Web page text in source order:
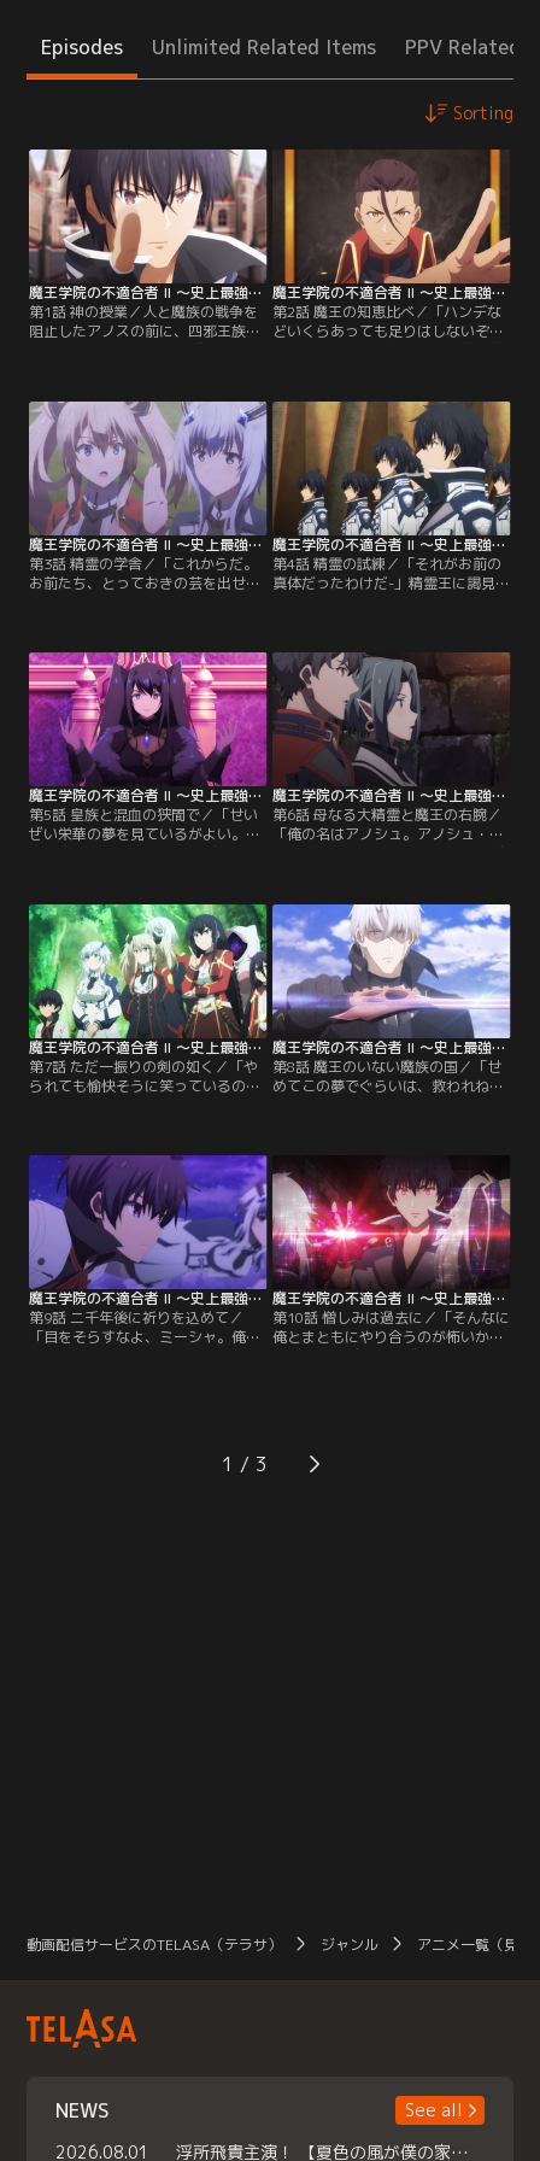
Episodes Unlimited Related Items PPV Related
Sorting
魔王学院の不適合者 II ～史上最強の魔王の始祖、転生して子孫たちの学校へ通う～ 第01話
第1話 神の授業／人と魔族の戦争を
阻止したアノスの前に、四邪王族が
一人、エールドメード・ディティジ
天父神（てんぷしん）ノウスガリア
と名乗り、暴虐の魔王を滅ぼす新た
な“神の子”が魔王学院にいるとい
う。あらゆる理不尽をものともしな
い≪不適合者≫は新たな戦いへ！
魔王学院の不適合者 II ～史上最強の魔王の始祖、転生して子孫たちの学校へ通う～ 第02話
第2話 魔王の知恵比べ／「ハンデな
どいくらあっても足りはしないぞ。
襲撃を受ける中、アノスは熾死王軍
参謀、ジーク・オズマと知恵比べで
対決することに。アノスが“神の
子”の正体を予想して相手の判定を
受け、一定回数内に当てるというも
のだ。
魔王学院の不適合者 II ～史上最強の魔王の始祖、転生して子孫たちの学校へ通う～ 第03話
第3話 精霊の学舎／「これからだ。
お前たち、とっておきの芸を出せ」
で待つ」と伝言を残したかつての右
腕、シン・レグリアである。森への
道中、アノスは情報屋の少女・リィ
ナと出会う。同じくアハルトヘルン
を目指す彼女を連れて、一行は森の
深淵へと進む。
魔王学院の不適合者 II ～史上最強の魔王の始祖、転生して子孫たちの学校へ通う～ 第04話
第4話 精霊の試練／「それがお前の
真体だったわけだ-」精霊王に謁見す
ら5本の正解を選ぶという、ほとん
ど運試しの難問だ。しかしリィナの
助言もあり、アノスたちはそれぞれ
天辺を目指していく。そして精霊王
の城に一番乗りしたレイとミサが、
いよいよ最後の試練へ！
魔王学院の不適合者 II ～史上最強の魔王の始祖、転生して子孫たちの学校へ通う～ 第05話
第5話 皇族と混血の狭間で／「せい
ぜい栄華の夢を見ているがよい。本
物の魔王が帰るまでな。」デルゾゲ
った。彼女はディルヘイド中の魔族
に自身を信奉させ、アノスを滅ぼす
ことを宣言。アノスたちはミサを救
うために魔王城へ。一方、街中では
アヴォスに支配された者たちが混血
の魔族を襲っていた。
魔王学院の不適合者 II ～史上最強の魔王の始祖、転生して子孫たちの学校へ通う～ 第06話
第6話 母なる大精霊と魔王の右腕／
「俺の名はアノシュ。アノシュ・ポ
ルティコーロだ。」アノスたちはデ
に、ミサの出生の秘密、アノスの右
腕シン・レグリアの意図、そして大
精霊レノの死の真相を確かめるべ
く、≪時間遡航（レヴァロン）≫で
二千年前のガイラディーテへと向か
う。
魔王学院の不適合者 II ～史上最強の魔王の始祖、転生して子孫たちの学校へ通う～ 第07話
第7話 ただ一振りの剣の如く／「や
られても愉快そうに笑っているのだ
ュ・ポルティコーロと名乗り、しば
らく滞在して調査することに。アノ
スたちが大精霊レノと、転生前のア
ノスより彼女の護衛任務を受けたシ
ンの様子を見守る中、熾死王エール
ドメードが…。
魔王学院の不適合者 II ～史上最強の魔王の始祖、転生して子孫たちの学校へ通う～ 第08話
第8話 魔王のいない魔族の国／「せ
めてこの夢でぐらいは、救われねば
しての根源を変えることは叶わない
が、レノからあるヒントを得たアノ
ス。レイはシンを相手に剣技の修練
に励んでいた。その後、アノスはエ
ールドメードを追ってデルゾゲード
へ。
魔王学院の不適合者 II ～史上最強の魔王の始祖、転生して子孫たちの学校へ通う～ 第09話
第9話 二千年後に祈りを込めて／
「目をそらすなよ、ミーシャ。俺た
を認める。そんなシンの変化を見
て、レノはシンへの恋を自覚して結
魔王学院の不適合者 II ～史上最強の魔王の始祖、転生して子孫たちの学校へ通う～ 第10話
第10話 憎しみは過去に／「そんなに
俺とまともにやり合うのが怖いか？
アヴォス・ディルヘヴィア」大精霊
や魔族たちによる、混血へのさらな
る迫害が行われていた。アノスは彼
1
動画配信サービスのTELASA（テラサ） ジャンル アニメ一覧（見放
NEWS
See all
2026.08.01
浮所飛貴主演！ 【夏色の風が僕の家にやってきた】 本日よりテラサで独占配信スタート！